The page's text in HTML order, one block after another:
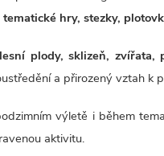
hry, stezky,
plody, sklizeň,
a přirozený vztah k
výletě i během
aktivitu.